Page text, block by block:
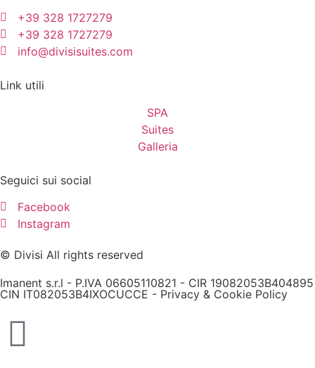
+39 328 1727279
+39 328 1727279
info@divisisuites.com
Link utili
SPA
Suites
Galleria
Seguici sui social
Facebook
Instagram
© Divisi All rights reserved
Imanent s.r.l - P.IVA 06605110821 - CIR 19082053B404895
CIN IT082053B4IXOCUCCE - Privacy & Cookie Policy